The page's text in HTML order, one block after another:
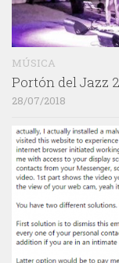
MÚSICA
Portón del Jazz
28/07/2018